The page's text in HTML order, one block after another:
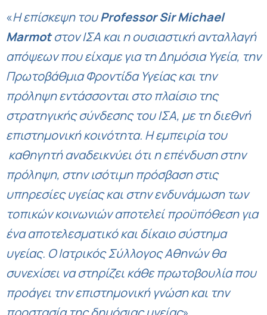
«Η επίσκεψη τουProfessor Sir Michael
Marmotστον ΙΣΑ και η ουσιαστική ανταλλαγή
απόψεων που είχαμε για τη Δημόσια Υγεία, την
Πρωτοβάθμια Φροντίδα Υγείας και την
πρόληψη εντάσσονται στο πλαίσιο της
στρατηγικής σύνδεσης του ΙΣΑ, με τη διεθνή
επιστημονική κοινότητα. Η εμπειρία του
καθηγητή αναδεικνύει ότι η επένδυση στην
πρόληψη, στην ισότιμη πρόσβαση στις
υπηρεσίες υγείας και στην ενδυνάμωση των
τοπικών κοινωνιών αποτελεί προϋπόθεση για
ένα αποτελεσματικό και δίκαιο σύστημα
υγείας. Ο Ιατρικός Σύλλογος Αθηνών θα
συνεχίσει να στηρίζει κάθε πρωτοβουλία που
προάγει την επιστημονική γνώση και την